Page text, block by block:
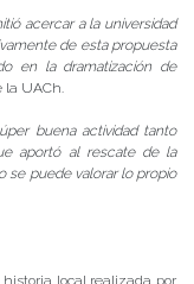
acercar a la universidad
de esta propuesta
en la dramatización de
la UACh.
buena actividad tanto
aportó al rescate de la
se puede valorar lo propio
local realizada por